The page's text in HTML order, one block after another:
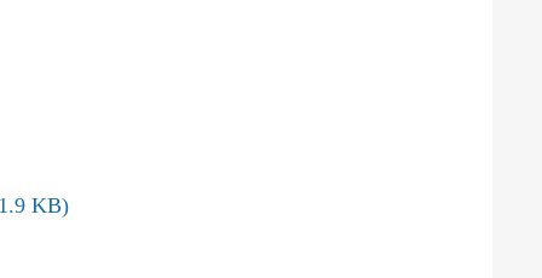
KB)